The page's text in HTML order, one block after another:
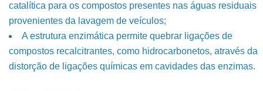
catalítica para os compostos presentes nas águas residuais
provenientes da lavagem de veículos;
A estrutura enzimática permite quebrar ligações de
compostos recalcitrantes, como hidrocarbonetos, através da
distorção de ligações químicas em cavidades das enzimas.